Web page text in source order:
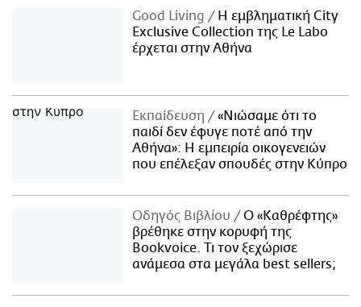
Good Living
Η εμβληματική City
Exclusive Collection της Le Labo
έρχεται στην Αθήνα
Εκπαίδευση
«Νιώσαμε ότι το
παιδί δεν έφυγε ποτέ από την
Αθήνα»: Η εμπειρία οικογενειών
που επέλεξαν σπουδές στην Κύπρο
Οδηγός Βιβλίου
Ο «Καθρέφτης»
βρέθηκε στην κορυφή της
Bookvoice. Τι τον ξεχώρισε
ανάμεσα στα μεγάλα best sellers;